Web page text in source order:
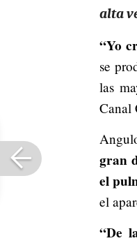
alta
“Yo
se
las
Canal
gran
el
el
“De